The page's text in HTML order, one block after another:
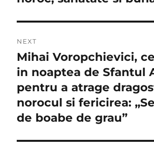
NEXT
Next
post:
Mihai Voropchievici,
in noaptea de Sfantul
pentru a atrage
norocul si fericirea:
de boabe de grau”